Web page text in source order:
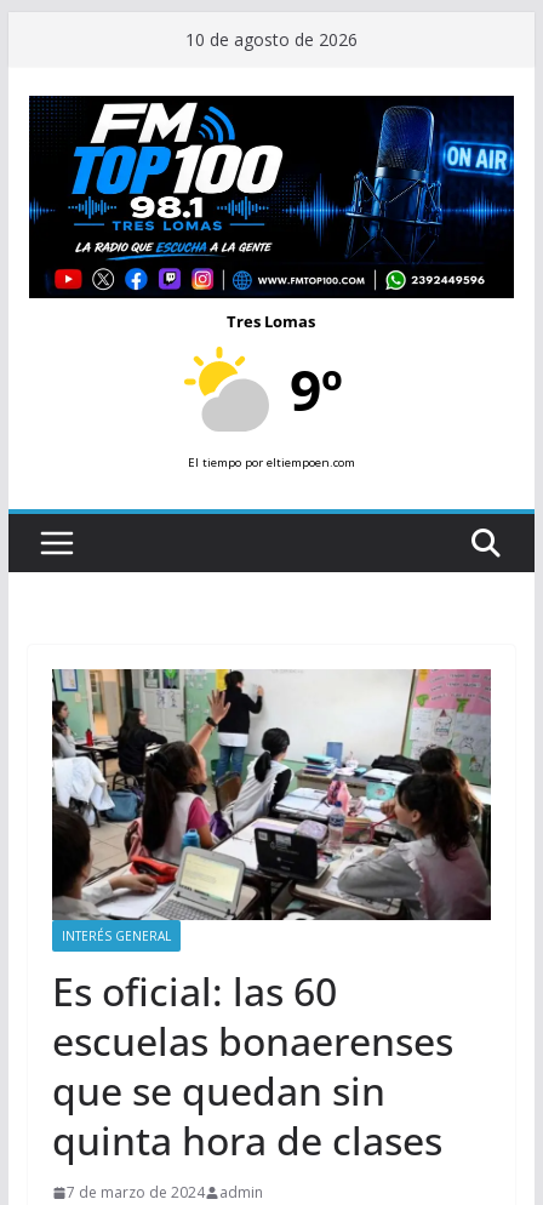
contenido
10 de agosto de 2026
Tres Lomas
9º
El tiempopor eltiempoen.com
INTERÉS GENERAL
Es oficial: las 60
escuelas bonaerenses
que se quedan sin
quinta hora de clases
7 de marzo de 2024 admin